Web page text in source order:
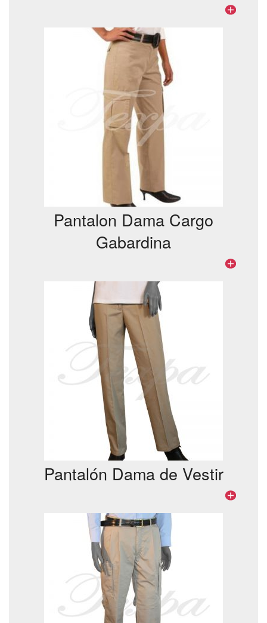
Pantalon Dama Cargo
Gabardina
Pantalón Dama de Vestir